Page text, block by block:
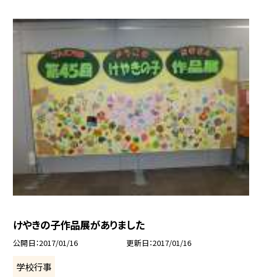
けやきの子作品展がありました
公開日 2017/01/16 更新日 2017/01/16
学校行事